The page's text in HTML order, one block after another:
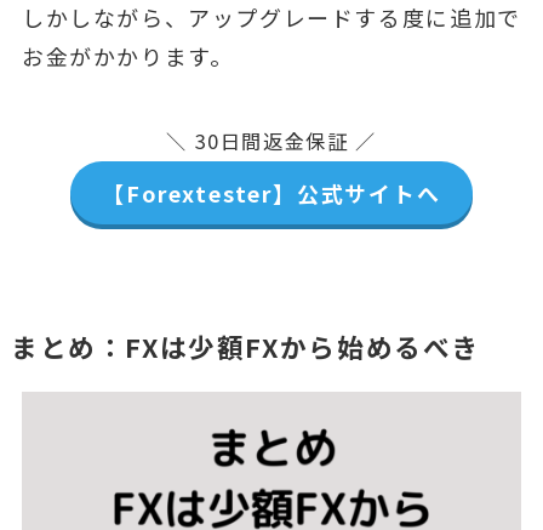
しかしながら、アップグレードする度に追加で
お金がかかります。
＼ 30日間返金保証 ／
【Forextester】公式サイトへ
まとめ：FXは少額FXから始めるべき